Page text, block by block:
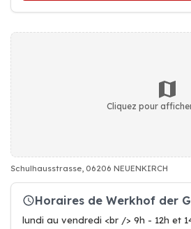
Cliquez pour
Schulhausstrasse, 06206 NEUENKIRCH
Horaires de Werkhof der
lundi au vendredi <br /> 9h - 12h et